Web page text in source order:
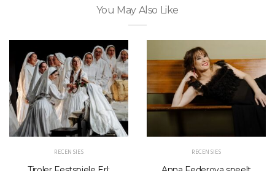
You May Also Like
RECENSIES RECENSIES